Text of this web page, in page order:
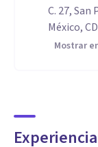
C. 27, San
México,
Mostrar
Experiencia